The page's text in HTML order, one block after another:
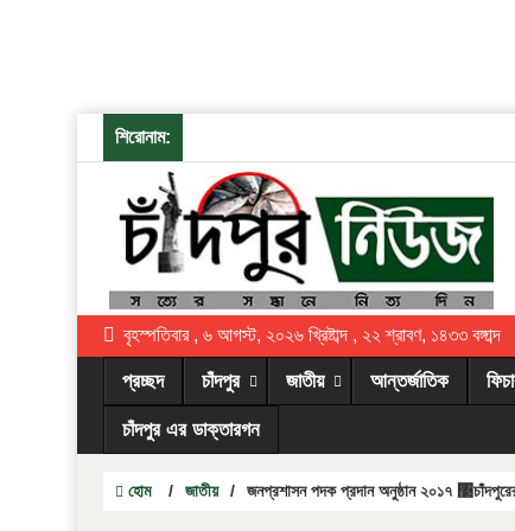
শিরোনাম:
বৃহস্পতিবার , ৬ আগস্ট, ২০২৬ খ্রিষ্টাব্দ , ২২ শ্রাবণ, ১৪৩৩ বঙ্গাব্দ
প্রচ্ছদ চাঁদপুর জাতীয় আন্তর্জাতিক
চাঁদপুর এর ডাক্তারগন
হোম / জাতীয় / জনপ্রশাসন পদক প্রদান অনুষ্ঠান ২০১৭